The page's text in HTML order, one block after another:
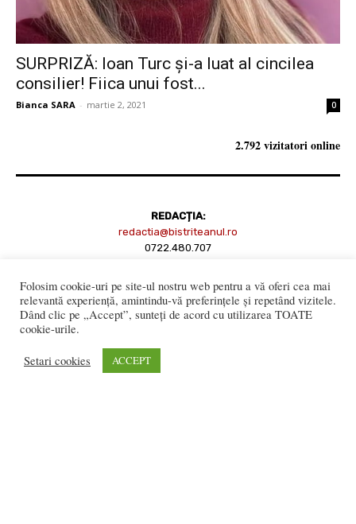
SURPRIZĂ: Ioan Turc și-a luat al cincilea
consilier! Fiica unui fost...
Bianca SARA - martie 2, 2021 0
2.792 vizitatori online
REDACȚIA:
redactia@bistriteanul.ro
0722.480.707
PUBLICITATE:
publicitate@bistriteanul.ro
JURIDIC:
Redacția beneficiază de serviciile juridice ale
Folosim cookie-uri pe site-ul nostru web pentru a vă oferi cea mai
relevantă experiență, amintindu-vă preferințele și repetând vizitele.
Dând clic pe „Accept”, sunteți de acord cu utilizarea TOATE
cookie-urile.
Setari cookies ACCEPT